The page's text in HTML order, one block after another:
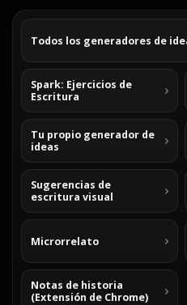
Todos los generadores de
Spark: Ejercicios de
Escritura
Tu propio generador de
ideas
Sugerencias de
escritura visual
Microrrelato
Notas de historia
(Extensión de Chrome)